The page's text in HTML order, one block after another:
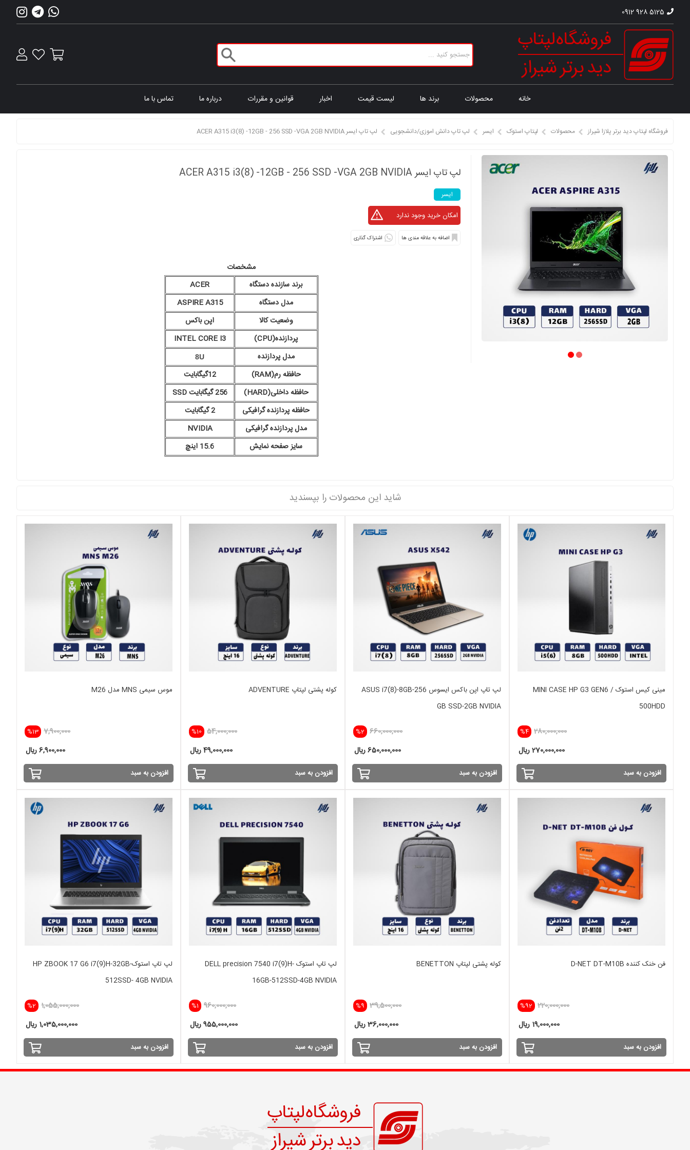
0912 928 5125
خانه محصولات برند ها لیست قیمت اخبار قوانین و مقررات درباره ما تماس با ما
فروشگاه لپتاپ دید برتر پلازا شیراز محصولات لپتاپ استوک ایسر لپ تاپ دانش اموزی/دانشجویی لپ تاپ ایسر ACER A315 i3(8) -12GB - 256 SSD -VGA 2GB NVIDIA
لپ تاپ ایسر ACER A315 i3(8) -12GB - 256 SSD -VGA 2GB NVIDIA
ایسر
اشتراک گذاری
مشخصات
برند سازنده دستگاه
ACER
مدل دستگاه
ASPIRE A315
وضعیت کالا
اپن باکس
پردازنده(CPU)
INTEL CORE I3
مدل پردازنده
8U
حافظه رم(RAM)
12گیگابایت
حافظه داخلی(HARD)
256 گیگابایت SSD
حافظه پردازنده گرافیکی
2 گیگابایت
مدل پردازنده گرافیکی
NVIDIA
سایز صفحه نمایش
15.6 اینچ
شاید این محصولات را بپسندید
مینی کیس استوک MINI CASE HP G3 GEN6 /
500HDD
%4 280,000,000
270,000,000 ریال
افزودن به سبد
لپ تاپ اپن باکس ایسوس ASUS i7(8)-8GB-256
GB SSD-2GB NVIDIA
%2 660,000,000
650,000,000 ریال
افزودن به سبد
کوله پشتی لپتاپ ADVENTURE
%10 54,000,000
49,000,000 ریال
افزودن به سبد
موس سیمی MNS مدل M26
%13 7,900,000
6,900,000 ریال
افزودن به سبد
فن خنک کننده D-NET DT-M10B
%92 220,000,000
19,000,000 ریال
افزودن به سبد
کوله پشتی لپتاپ BENETTON
%9 39,500,000
36,000,000 ریال
افزودن به سبد
لپ تاپ استوک DELL precision 7540 i7(9)H-
16GB-512SSD-4GB NVIDIA
%1 960,000,000
955,000,000 ریال
افزودن به سبد
لپ تاپ استوکHP ZBOOK 17 G6 i7(9)H-32GB-
512SSD- 4GB NVIDIA
%2 1,055,000,000
1,035,000,000 ریال
افزودن به سبد